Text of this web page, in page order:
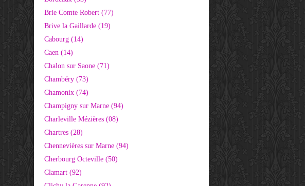
Brie Comte Robert (77)
Brive la Gaillarde (19)
Cabourg (14)
Caen (14)
Chalon sur Saone (71)
Chambéry (73)
Chamonix (74)
Champigny sur Marne (94)
Charleville Mézières (08)
Chartres (28)
Chennevières sur Marne (94)
Cherbourg Octeville (50)
Clamart (92)